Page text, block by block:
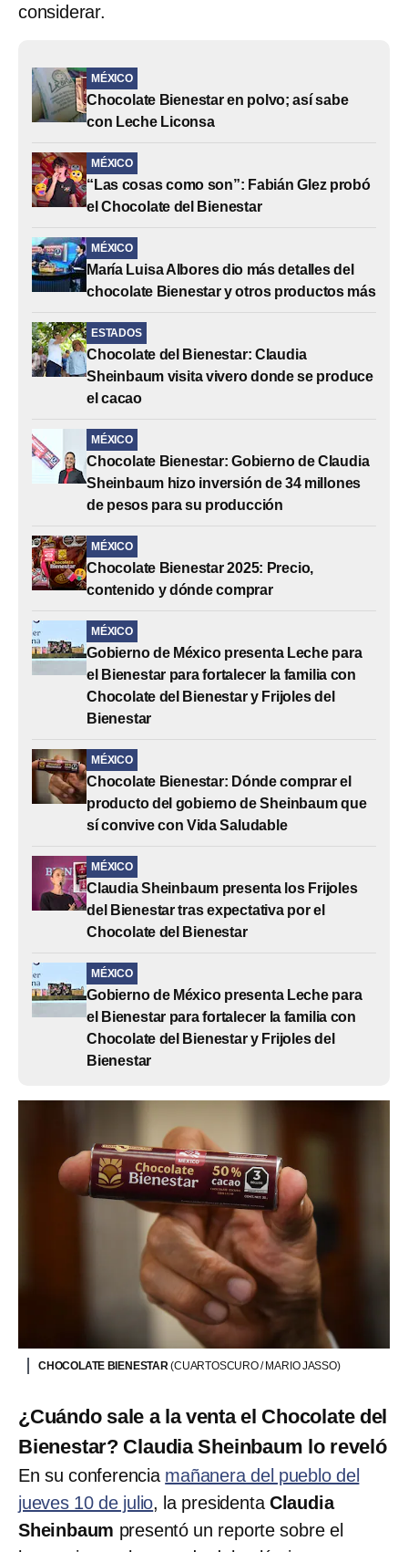
considerar.
MÉXICO
Chocolate Bienestar en polvo; así sabe
con Leche Liconsa
MÉXICO
“Las cosas como son”: Fabián Glez probó
el Chocolate del Bienestar
MÉXICO
María Luisa Albores dio más detalles del
chocolate Bienestar y otros productos más
ESTADOS
Chocolate del Bienestar: Claudia
Sheinbaum visita vivero donde se produce
el cacao
MÉXICO
Chocolate Bienestar: Gobierno de Claudia
Sheinbaum hizo inversión de 34 millones
de pesos para su producción
MÉXICO
Chocolate Bienestar 2025: Precio,
contenido y dónde comprar
MÉXICO
Gobierno de México presenta Leche para
el Bienestar para fortalecer la familia con
Chocolate del Bienestar y Frijoles del
Bienestar
MÉXICO
Chocolate Bienestar: Dónde comprar el
producto del gobierno de Sheinbaum que
sí convive con Vida Saludable
MÉXICO
Claudia Sheinbaum presenta los Frijoles
del Bienestar tras expectativa por el
Chocolate del Bienestar
MÉXICO
Gobierno de México presenta Leche para
el Bienestar para fortalecer la familia con
Chocolate del Bienestar y Frijoles del
Bienestar
CHOCOLATE BIENESTAR(CUARTOSCURO / MARIO JASSO)
¿Cuándo sale a la venta el Chocolate del
Bienestar? Claudia Sheinbaum lo reveló
En su conferencia mañanera del pueblo del
jueves 10 de julio, la presidenta Claudia
Sheinbaum presentó un reporte sobre el